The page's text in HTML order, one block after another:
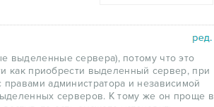
выделенные сервера), потому что это
как приобрести выделенный сервер, при
администратора и независимой
серверов. К тому же он проще в